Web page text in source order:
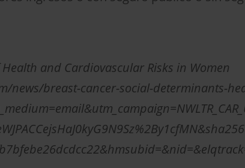
and Cardiovascular Risks in Women
news/breast-cancer-social-determinants-